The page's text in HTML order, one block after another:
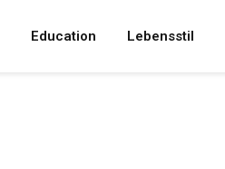
Education Lebensstil